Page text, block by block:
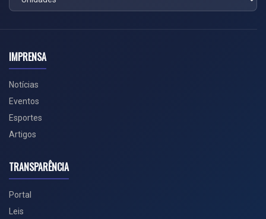
IMPRENSA
Notícias
Eventos
Esportes
Artigos
TRANSPARÊNCIA
Portal
Leis